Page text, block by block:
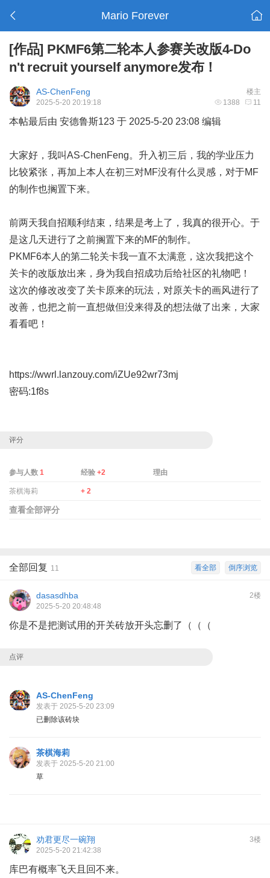
Mario Forever
[作品] PKMF6第二轮本人参赛关改版4-Do
n't recruit yourself anymore发布！
楼主
AS-ChenFeng
1388 11
2025-5-20 20:19:18
本帖最后由 安德鲁斯123 于 2025-5-20 23:08 编辑
大家好，我叫AS-ChenFeng。升入初三后，我的学业压力
比较紧张，再加上本人在初三对MF没有什么灵感，对于MF
的制作也搁置下来。
前两天我自招顺利结束，结果是考上了，我真的很开心。于
是这几天进行了之前搁置下来的MF的制作。
PKMF6本人的第二轮关卡我一直不太满意，这次我把这个
关卡的改版放出来，身为我自招成功后给社区的礼物吧！
这次的修改改变了关卡原来的玩法，对原关卡的画风进行了
改善，也把之前一直想做但没来得及的想法做了出来，大家
看看吧！
https://wwrl.lanzouy.com/iZUe92wr73mj
密码:1f8s
评分
参与人数 1 经验+2 理由
茶棋海莉 + 2
查看全部评分
倒序浏览
看全部
全部回复 11
2楼
dasasdhba
2025-5-20 20:48:48
你是不是把测试用的开关砖放开头忘删了（（（
点评
AS-ChenFeng
发表于 2025-5-20 23:09
已删除该砖块
茶棋海莉
发表于 2025-5-20 21:00
草
3楼
劝君更尽一碗翔
2025-5-20 21:42:38
库巴有概率飞天且回不来。